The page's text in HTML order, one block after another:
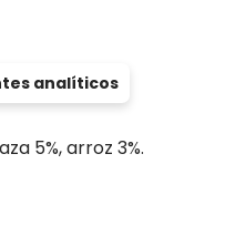
analíticos
5%, arroz 3%.